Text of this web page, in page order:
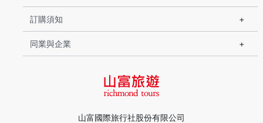
山富國際旅行社股份有限公司
訂購須知
同業與企業